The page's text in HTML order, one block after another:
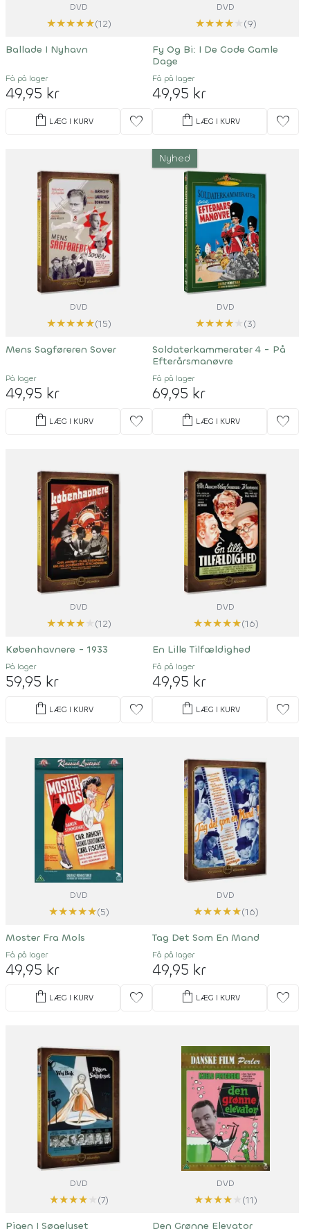
DVD
★★★★★(12)
Ballade I Nyhavn
Få på lager
49,95 kr
shopping_bag LÆG I KURV favorite
DVD
★★★★
(9)
Fy Og Bi: I De Gode Gamle
Dage
Få på lager
49,95 kr
shopping_bag LÆG I KURV favorite
DVD
★★★★★(15)
Mens Sagføreren Sover
På lager
49,95 kr
shopping_bag LÆG I KURV favorite
Nyhed
DVD
★★★★
(3)
Soldaterkammerater 4 - På
Efterårsmanøvre
Få på lager
69,95 kr
shopping_bag LÆG I KURV favorite
DVD
★★★★
(12)
Københavnere - 1933
På lager
59,95 kr
shopping_bag LÆG I KURV favorite
DVD
★★★★★(16)
En Lille Tilfældighed
Få på lager
49,95 kr
shopping_bag LÆG I KURV favorite
DVD
★★★★★(5)
Moster Fra Mols
Få på lager
49,95 kr
shopping_bag LÆG I KURV favorite
DVD
★★★★★(16)
Tag Det Som En Mand
Få på lager
49,95 kr
shopping_bag LÆG I KURV favorite
DVD
★★★★
(7)
Pigen I Søgelyset
DVD
★★★★
(11)
Den Grønne Elevator